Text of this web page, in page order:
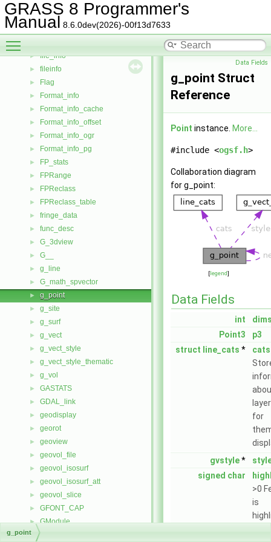
GRASS 8 Programmer's
Manual 8.6.0dev(2026)-00f13d7633
► EMPQueueAdaptive
► ExtendedEltMergeType
► fcell_triple
► file_info
► fileinfo
► Flag
► Format_info
► Format_info_cache
► Format_info_offset
► Format_info_ogr
► Format_info_pg
► FP_stats
► FPRange
► FPReclass
► FPReclass_table
► fringe_data
► func_desc
► G_3dview
► G__
► g_line
► G_math_spvector
► g_point
► g_site
► g_surf
► g_vect
► g_vect_style
► g_vect_style_thematic
► g_vol
► GASTATS
► GDAL_link
► geodisplay
► georot
► geoview
► geovol_file
► geovol_isosurf
► geovol_isosurf_att
► geovol_slice
► GFONT_CAP
► GModule
► gpj_datum
Data Fields
g_point Struct
Reference
Point instance. More...
#include <ogsf.h>
Collaboration diagram
for g_point:
[legend]
Data Fields
int
Point3
p3
struct line_cats *
cats
for
gvstyle*
signed char
>0
is
g_point